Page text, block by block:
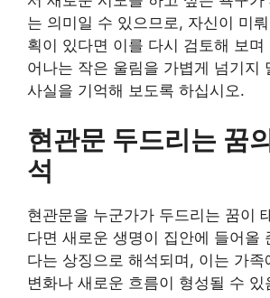
는 의미일 수 있으므로, 자신이 미
획이 있다면 이를 다시 검토해 보며
어나는 작은 울림을 가볍게 넘기지
사실을 기억해 보도록 하십시오.
현관문 두드리는 꿈
석
현관문을 누군가가 두드리는 꿈이
다면 새로운 생명이 집안에 들어올
다는 상징으로 해석되며, 이는 가족
변화나 새로운 흐름이 형성될 수 있